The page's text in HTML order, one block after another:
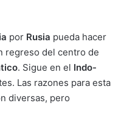
por Rusia pueda hacer
regreso del centro de
. Sigue en el Indo-
Las razones para esta
diversas, pero